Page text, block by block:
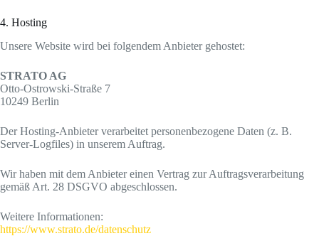
4. Hosting
Unsere Website wird bei folgendem Anbieter gehostet:
STRATO AG
Otto-Ostrowski-Straße 7
10249 Berlin
Der Hosting-Anbieter verarbeitet personenbezogene Daten (z. B.
Server-Logfiles) in unserem Auftrag.
Wir haben mit dem Anbieter einen Vertrag zur Auftragsverarbeitung
gemäß Art. 28 DSGVO abgeschlossen.
Weitere Informationen:
https://www.strato.de/datenschutz